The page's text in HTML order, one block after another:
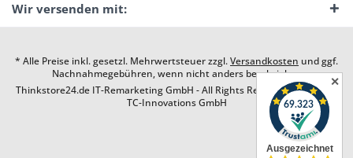
Wir versenden mit:
* Alle Preise inkl. gesetzl. Mehrwertsteuer zzgl.Versandkosten und ggf.
Nachnahmegebühren, wenn nicht anders beschrieben
Thinkstore24.de IT-Remarketing GmbH - All Rights Reserved. Design by
TC-Innovations GmbH
✕